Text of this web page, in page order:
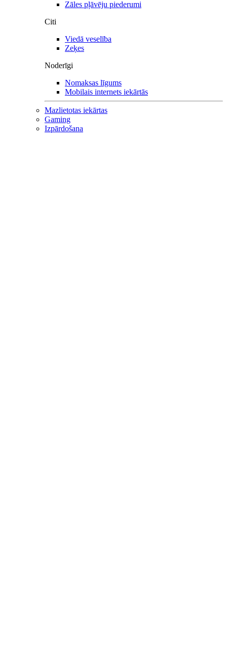
Zāles pļāvēju piederumi
Citi
Viedā veselība
Zeķes
Noderīgi
Nomaksas līgums
Mobilais internets iekārtās
Mazlietotas iekārtas
Gaming
Izpārdošana